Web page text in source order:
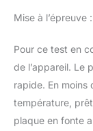
Mise à l’épreuve
Pour ce test en
de l’appareil. Le
rapide. En moins
température,
plaque en fonte